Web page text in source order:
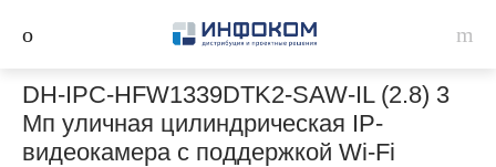
DH-IPC-HFW1339DTK2-SAW-IL (2.8) 3
Мп уличная цилиндрическая IP-
видеокамера с поддержкой Wi-Fi